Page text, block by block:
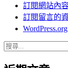
訂閱網站內
訂閱留言的
搜